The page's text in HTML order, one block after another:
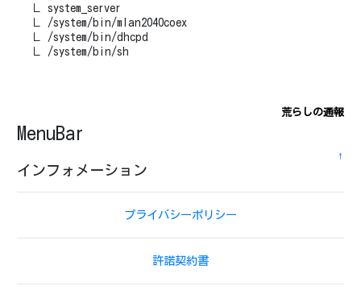
∟ system_server
∟ /system/bin/mlan2040coex
∟ /system/bin/dhcpd
∟ /system/bin/sh
荒らしの通報
MenuBar
↑
インフォメーション
プライバシーポリシー
許諾契約書